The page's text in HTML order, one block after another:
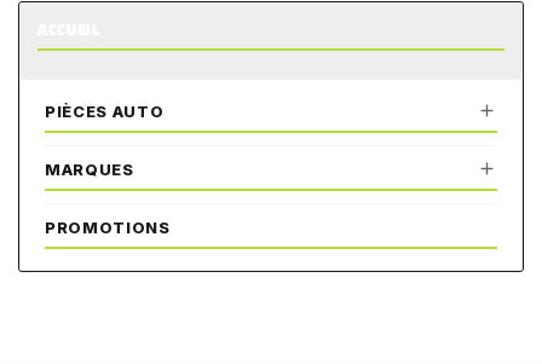
PIÈCES AUTO 
MARQUES 
PROMOTIONS